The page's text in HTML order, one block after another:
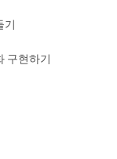
기
구현하기